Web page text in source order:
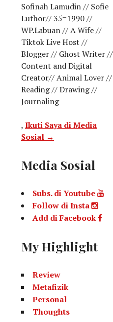
Sofinah Lamudin // Sofie
Luthor// 35=1990 //
WP.Labuan // A Wife //
Tiktok Live Host //
Blogger // Ghost Writer //
Content and Digital
Creator// Animal Lover //
Reading // Drawing //
Journaling
, Ikuti Saya di Media
Sosial →
Media Sosial
Subs. di Youtube
Follow di Insta
Add di Facebook
My Highlight
Review
Metafizik
Personal
Thoughts